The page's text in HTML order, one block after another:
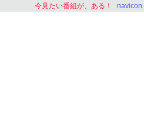
今見たい番組が、ある！ navicon